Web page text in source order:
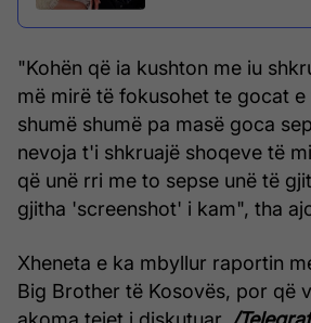
"Kohën që ia kushton me iu
më mirë të fokusohet te gocat e
shumë shumë pa masë goca
nevoja t'i shkruajë shoqeve të
që unë rri me to sepse unë të
gjitha 'screenshot' i kam", tha
Xheneta e ka mbyllur raportin
Big Brother të Kosovës, por që